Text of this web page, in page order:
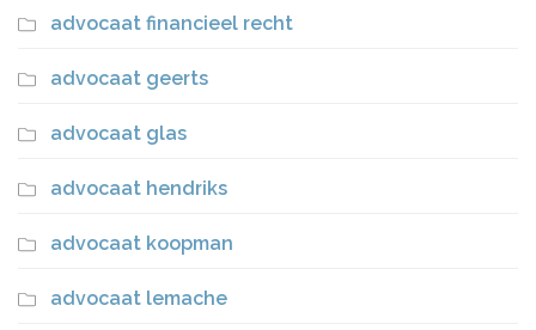
advocaat financieel recht
advocaat geerts
advocaat glas
advocaat hendriks
advocaat koopman
advocaat lemache